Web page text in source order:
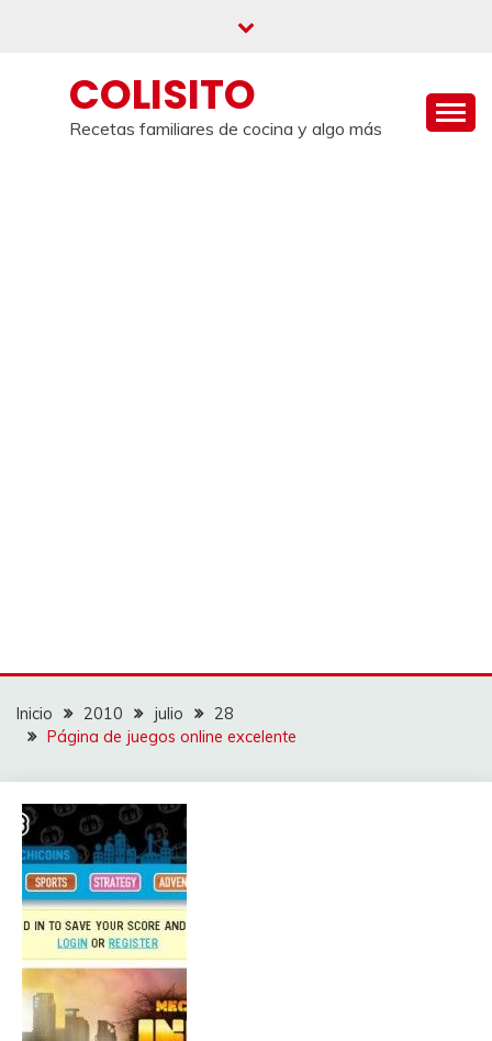
COLISITO
Recetas familiares de cocina y algo más
Inicio 2010 julio
28
Página de juegos online excelente